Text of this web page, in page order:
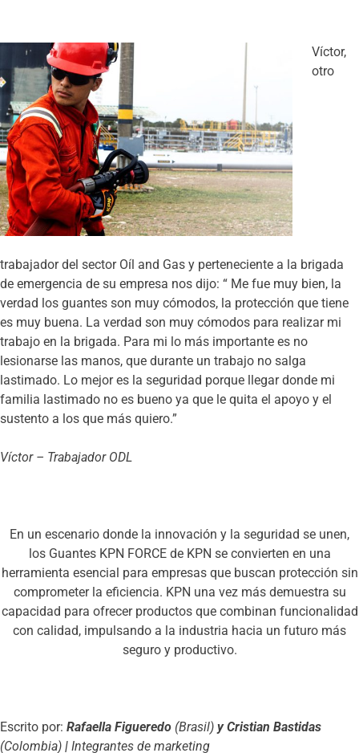
Víctor,
otro
trabajador del sector Oíl and Gas y perteneciente a la brigada
de emergencia de su empresa nos dijo: “ Me fue muy bien, la
verdad los guantes son muy cómodos, la protección que tiene
es muy buena. La verdad son muy cómodos para realizar mi
trabajo en la brigada. Para mi lo más importante es no
lesionarse las manos, que durante un trabajo no salga
lastimado. Lo mejor es la seguridad porque llegar donde mi
familia lastimado no es bueno ya que le quita el apoyo y el
sustento a los que más quiero.”
Víctor – Trabajador ODL
En un escenario donde la innovación y la seguridad se unen,
los Guantes KPN FORCE de KPN se convierten en una
herramienta esencial para empresas que buscan protección sin
comprometer la eficiencia. KPN una vez más demuestra su
capacidad para ofrecer productos que combinan funcionalidad
con calidad, impulsando a la industria hacia un futuro más
seguro y productivo.
Escrito por: Rafaella Figueredo (Brasil) y Cristian Bastidas
(Colombia) | Integrantes de marketing